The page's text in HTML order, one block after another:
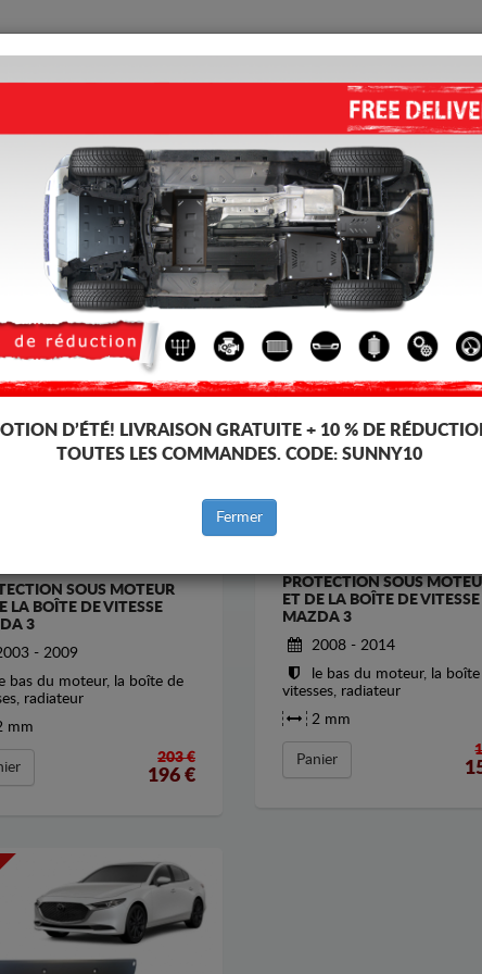
PROTECTION ACCUEIL LIVRAISON AVIS
Mazda 3
dédiée aux voitures Mazda 3. Il est monté sans modifications
SOUS MOTEUR
LA BOÎTE DE VITESSE
3
- 2009
bas du moteur, la boîte de
radiateur
mm
203 €
196€
-4%
PROTECTION SOUS
ET DE LA BOÎTE DE VITESSE
MAZDA 3
2008 - 2014
le bas du moteur, la
vitesses, radiateur
2 mm
Panier
D’ÉTÉ! LIVRAISON GRATUITE + 10 % DE
TOUTES LES COMMANDES. CODE: SUNNY10
Fermer